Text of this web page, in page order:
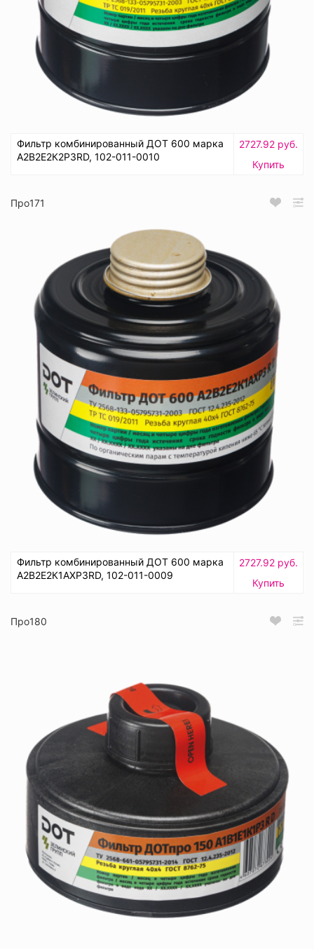
Фильтр комбинированный ДОТ 600 марка
А2В2Е2К2Р3RD, 102-011-0010
2727.92 руб.
Купить
Про171
Фильтр комбинированный ДОТ 600 марка
А2В2Е2К1АХР3RD, 102-011-0009
2727.92 руб.
Купить
Про180